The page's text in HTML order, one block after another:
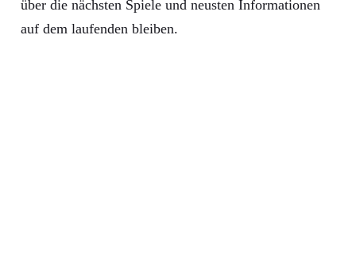
über die nächsten Spiele und neusten Informationen
auf dem laufenden bleiben.